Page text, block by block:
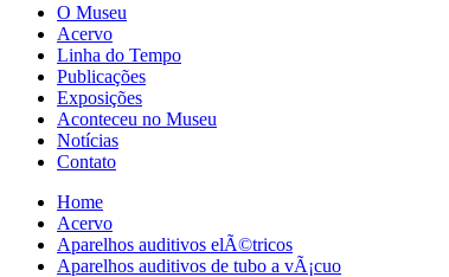
O Museu
Acervo
Linha do Tempo
Publicações
Exposições
Aconteceu no Museu
Notícias
Contato
Home
Acervo
Aparelhos auditivos elÃ©tricos
Aparelhos auditivos de tubo a vÃ¡cuo